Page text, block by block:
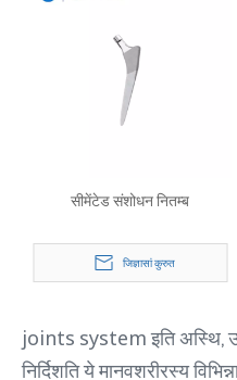
सीमेंटेड संशोधन नितम्ब
जिज्ञासां कुरुत
joints system इति अस्थि,
निर्दिशति ये मानवशरीरस्य